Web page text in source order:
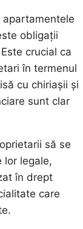
apartamentele
obligații
crucial ca
în termenul
cu chiriașii și
sunt clar
să se
lor legale,
în drept
care